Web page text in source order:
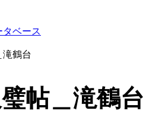
タベース
滝鶴台
帖＿滝鶴台